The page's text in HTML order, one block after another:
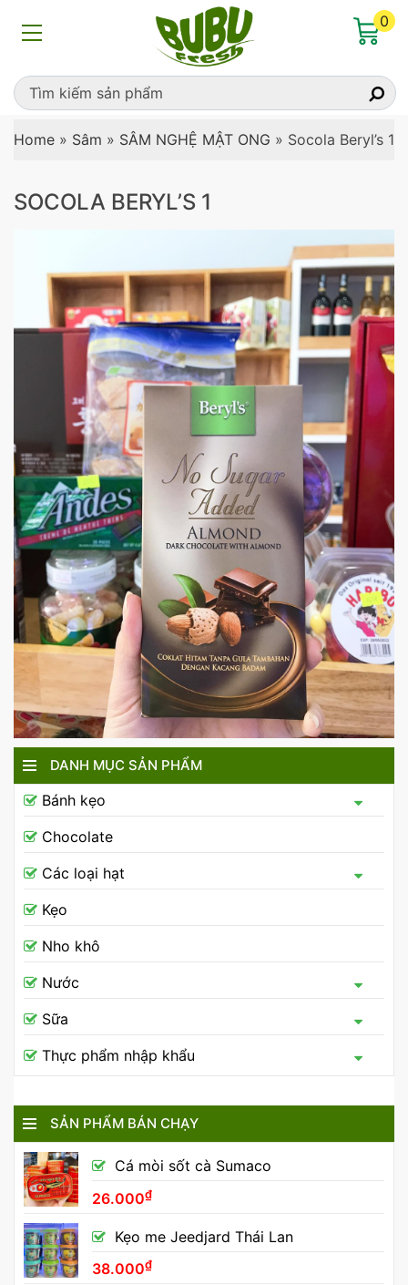
0
Home » Sâm » SÂM NGHỆ MẬT ONG » Socola Beryl’s 1
SOCOLA BERYL’S 1
DANH MỤC SẢN PHẨM
Bánh kẹo
Chocolate
Các loại hạt
Kẹo
Nho khô
Nước
Sữa
Thực phẩm nhập khẩu
SẢN PHẨM BÁN CHẠY
Cá mòi sốt cà Sumaco
26.000₫
Kẹo me Jeedjard Thái Lan
38.000₫